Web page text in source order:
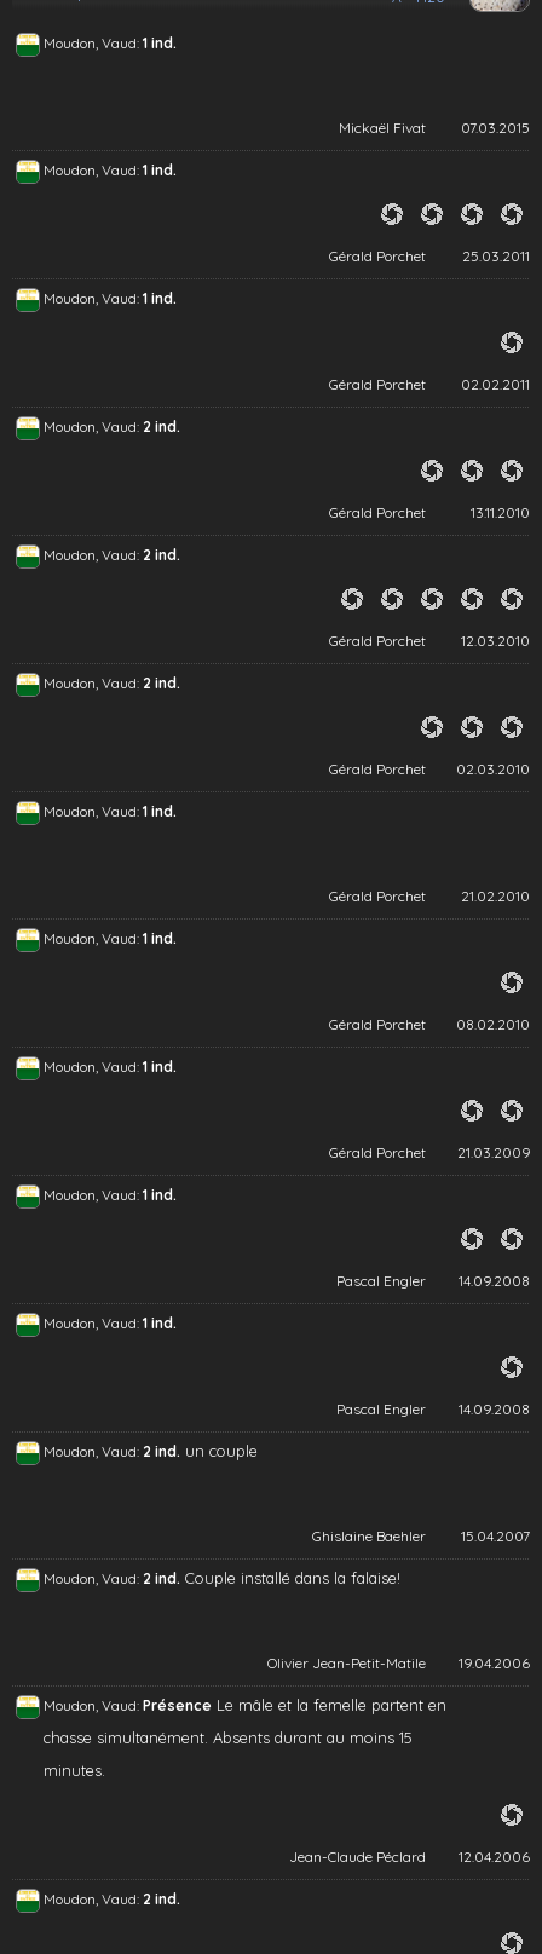
Moudon, Vaud: 1 ind.
Mickaël Fivat 07.03.2015
Moudon, Vaud: 1 ind.
Gérald Porchet 25.03.2011
Moudon, Vaud: 1 ind.
Gérald Porchet 02.02.2011
Moudon, Vaud: 2 ind.
Gérald Porchet 13.11.2010
Moudon, Vaud: 2 ind.
Gérald Porchet 12.03.2010
Moudon, Vaud: 2 ind.
Gérald Porchet 02.03.2010
Moudon, Vaud: 1 ind.
Gérald Porchet 21.02.2010
Moudon, Vaud: 1 ind.
Gérald Porchet 08.02.2010
Moudon, Vaud: 1 ind.
Gérald Porchet 21.03.2009
Moudon, Vaud: 1 ind.
Pascal Engler 14.09.2008
Moudon, Vaud: 1 ind.
Pascal Engler 14.09.2008
Moudon, Vaud: 2 ind. un couple
Ghislaine Baehler 15.04.2007
Moudon, Vaud: 2 ind. Couple installé dans la falaise!
Olivier Jean-Petit-Matile 19.04.2006
Moudon, Vaud: Présence Le mâle et la femelle partent en
chasse simultanément. Absents durant au moins 15
minutes.
Jean-Claude Péclard 12.04.2006
Moudon, Vaud: 2 ind.